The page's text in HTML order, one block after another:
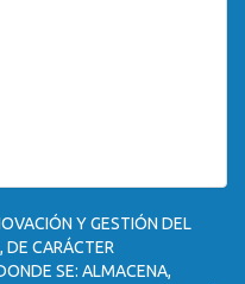
Y GESTIÓN DEL
DE CARÁCTER
SE: ALMACENA,